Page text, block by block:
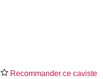
Recommander ce caviste